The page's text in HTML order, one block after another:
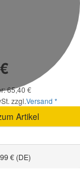
65,40 €
zzgl.Versand *
Artikel
€ (DE)